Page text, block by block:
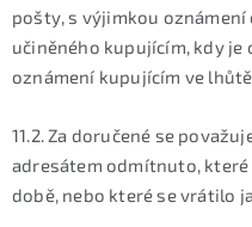
pošty, s výjimkou
učiněného kupujícím, kdy
oznámení kupujícím ve
11.2. Za doručené se
adresátem odmítnuto,
době, nebo které se vrátilo